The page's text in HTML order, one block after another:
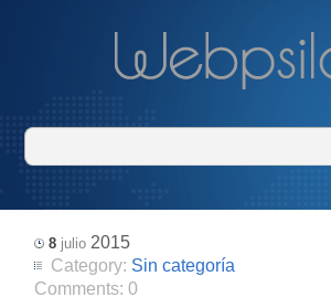
8 julio 2015
Category: Sin categoría
Comments:0